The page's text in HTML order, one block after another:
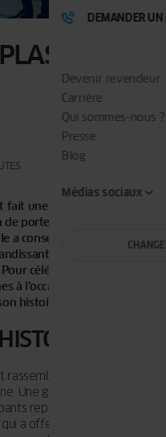
DEMANDER UN
Devenir revendeur
Carrière
Qui sommes-nous ?
Presse
Blog
Médias sociaux
célèbre
fait une place parmi les
portes et fenêtres en PVC.
a conservé ses valeurs tant
sur le marché, grâce à
célébrer ses 25 ans le
à l’occasion de sa première
histoire et ses succès.
à l’occasion de
Une grande première au
représentaient la
a offert un show magistral